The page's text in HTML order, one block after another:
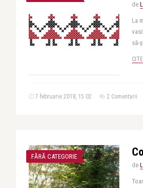
de
La
să-
7 februarie 2018, 15:02 2 Comentarii
FĂRĂ CATEGORIE
de